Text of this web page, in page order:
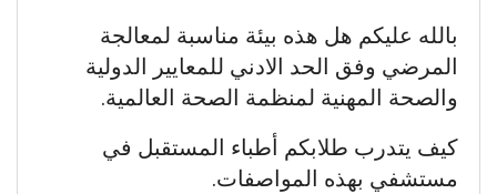
بالله عليكم هل هذه بيئة مناسبة لمعالجة
المرضي وفق الحد الادني للمعايير الدولية
والصحة المهنية لمنظمة الصحة العالمية.
كيف يتدرب طلابكم أطباء المستقبل في
مستشفي بهذه المواصفات.